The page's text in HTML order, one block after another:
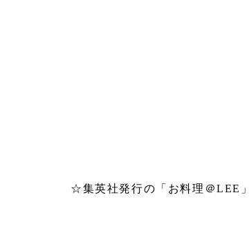
☆集英社発行の「お料理＠LEE